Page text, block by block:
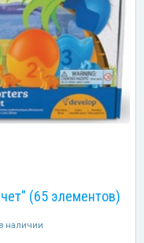
(65 элементов)
наличии